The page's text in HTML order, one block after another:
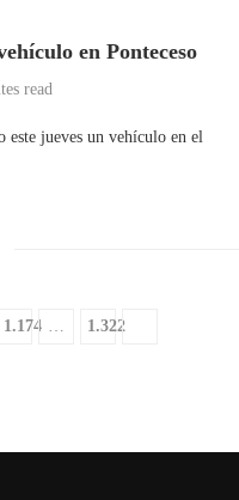
en Ponteceso
read
jueves un vehículo en el
1.174 1.322